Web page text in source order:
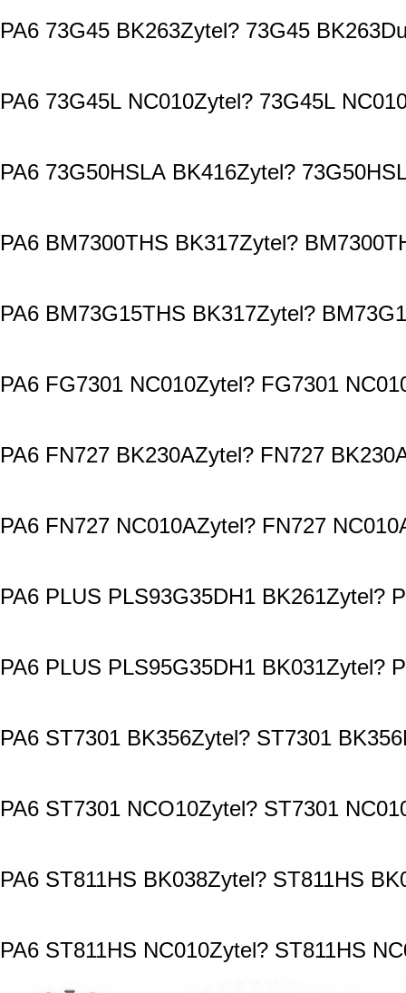
PA6 73G45 BK263Zytel? 73G45
PA6 73G45L NC010Zytel? 73G45L
PA6 73G50HSLA BK416Zytel?
PA6 BM7300THS BK317Zytel?
PA6 BM73G15THS BK317Zytel?
PA6 FG7301 NC010Zytel? FG7301
PA6 FN727 BK230AZytel? FN727
PA6 FN727 NC010AZytel? FN727
PA6 PLUS PLS93G35DH1 BK261Zytel?
PA6 PLUS PLS95G35DH1 BK031Zytel?
PA6 ST7301 BK356Zytel? ST7301
PA6 ST7301 NCO10Zytel? ST7301
PA6 ST811HS BK038Zytel? ST811HS
PA6 ST811HS NC010Zytel? ST811HS